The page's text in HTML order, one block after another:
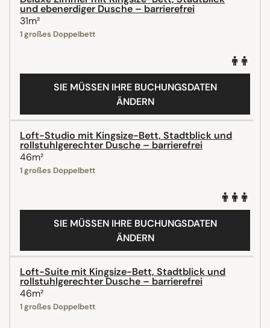
und ebenerdiger Dusche – barrierefrei
31m²
1 großes Doppelbett
SIE MÜSSEN IHRE BUCHUNGSDATEN
ÄNDERN
Loft-Studio mit Kingsize-Bett, Stadtblick und
rollstuhlgerechter Dusche – barrierefrei
46m²
1 großes Doppelbett
SIE MÜSSEN IHRE BUCHUNGSDATEN
ÄNDERN
Loft-Suite mit Kingsize-Bett, Stadtblick und
rollstuhlgerechter Dusche – barrierefrei
46m²
1 großes Doppelbett